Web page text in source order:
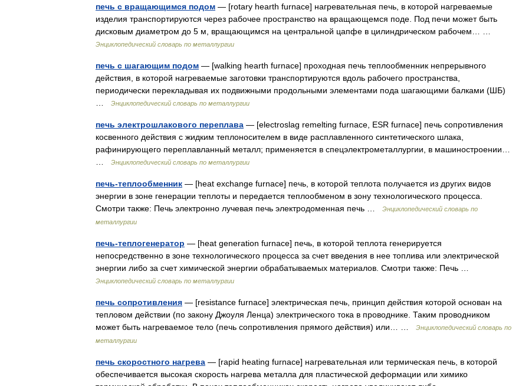
печь с вращающимся подом — [rotary hearth furnace] нагревательная печь, в которой нагреваемые
изделия транспортируются через рабочее пространство на вращающемся поде. Под печи может быть
дисковым диаметром до 5 м, вращающимся на центральной цапфе в цилиндрическом рабочем… …
Энциклопедический словарь по металлургии
печь с шагающим подом — [walking hearth furnace] проходная печь теплообменник непрерывного
действия, в которой нагреваемые заготовки транспортируются вдоль рабочего пространства,
периодически перекладывая их подвижными продольными элементами пода шагающими балками (ШБ)
Энциклопедический словарь по металлургии
печь электрошлакового переплава — [electroslag remelting furnace, ESR furnace] печь сопротивления
косвенного действия с жидким теплоносителем в виде расплавленного синтетического шлака,
рафинирующего переплавланный металл; применяется в спецэлектрометаллургии, в машиностроении…
Энциклопедический словарь по металлургии
печь-теплообменник — [heat exchange furnace] печь, в которой теплота получается из других видов
энергии в зоне генерации теплоты и передается теплообменом в зону технологического процесса.
Смотри также: Печь электронно лучевая печь электродоменная печь …
Энциклопедический словарь по
металлургии
печь-теплогенератор — [heat generation furnace] печь, в которой теплота генерируется
непосредственно в зоне технологического процесса за счет введения в нее топлива или электрической
энергии либо за счет химической энергии обрабатываемых материалов. Смотри также: Печь …
Энциклопедический словарь по металлургии
печь сопротивления — [resistance furnace] электрическая печь, принцип действия которой основан на
тепловом действии (по закону Джоуля Ленца) электрического тока в проводнике. Таким проводником
может быть нагреваемое тело (печь сопротивления прямого действия) или… …
Энциклопедический словарь по
металлургии
печь скоростного нагрева — [rapid heating furnace] нагревательная или термическая печь, в которой
обеспечивается высокая скорость нагрева металла для пластической деформации или химико